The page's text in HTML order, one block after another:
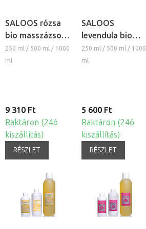
SALOOS rózsa
bio masszázsolaj
és testolaj
250 ml / 500 ml / 1000
ml
9 310 Ft
Raktáron (24ó
kiszállítás)
RÉSZLET
SALOOS
levendula bio
masszázsolaj és
testolaj
250 ml / 500 ml / 1000
ml
5 600 Ft
Raktáron (24ó
kiszállítás)
RÉSZLET